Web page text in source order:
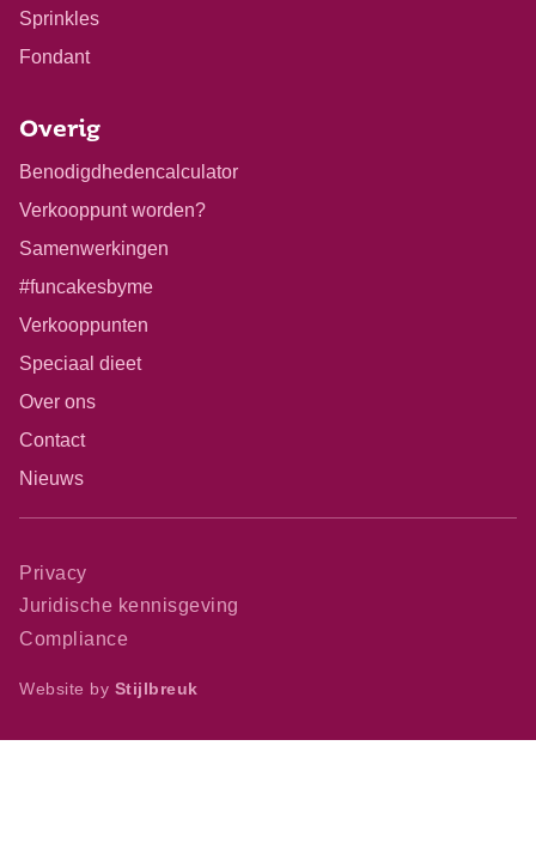
Sprinkles
Fondant
Overig
Benodigdhedencalculator
Verkooppunt worden?
Samenwerkingen
#funcakesbyme
Verkooppunten
Speciaal dieet
Over ons
Contact
Nieuws
Privacy
Juridische kennisgeving
Compliance
Website by Stijlbreuk